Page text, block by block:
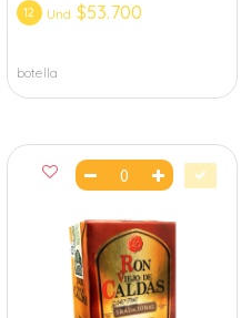
12 Und $53.700
botella